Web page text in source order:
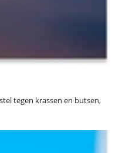
tegen krassen en butsen,